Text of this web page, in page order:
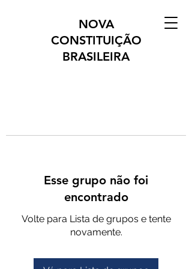
NOVA
CONSTITUIÇÃO
BRASILEIRA
Esse grupo não foi
encontrado
Volte para Lista de grupos e tente
novamente.